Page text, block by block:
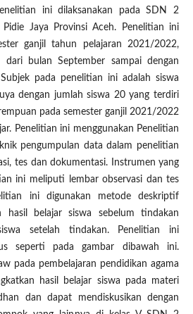
ini dilaksanakan pada SDN 2
Jaya Provinsi Aceh. Penelitian ini
ganjil tahun pelajaran 2021/2022,
bulan September sampai dengan
pada penelitian ini adalah siswa
dengan jumlah siswa 20 yang terdiri
pada semester ganjil 2021/2022
Penelitian ini menggunakan Penelitian
pengumpulan data dalam penelitian
tes dan dokumentasi. Instrumen yang
ini meliputi lembar observasi dan tes
ini digunakan metode deskriptif
hasil belajar siswa sebelum tindakan
setelah tindakan. Penelitian ini
seperti pada gambar dibawah ini.
pada pembelajaran pendidikan agama
hasil belajar siswa pada materi
dan dapat mendiskusikan dengan